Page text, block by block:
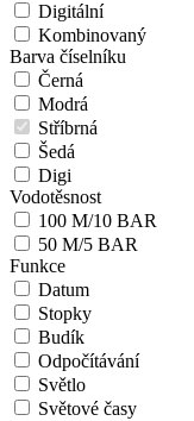
Digitální
Kombinovaný
Barva číselníku
Černá
Modrá
Stříbrná
Šedá
Digi
Vodotěsnost
100 M/10 BAR
50 M/5 BAR
Funkce
Datum
Stopky
Budík
Odpočítávání
Světlo
Světové časy